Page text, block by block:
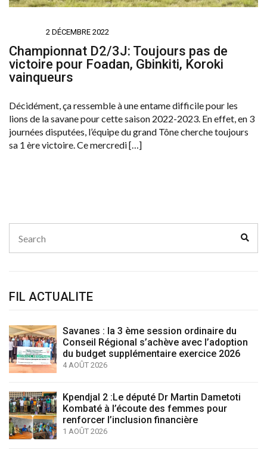
2 DÉCEMBRE 2022
Championnat D2/3J: Toujours pas de
victoire pour Foadan, Gbinkiti, Koroki
vainqueurs
Décidément, ça ressemble à une entame difficile pour les
lions de la savane pour cette saison 2022-2023. En effet, en 3
journées disputées, l’équipe du grand Tône cherche toujours
sa 1 ère victoire. Ce mercredi […]
for:
FIL ACTUALITE
Savanes : la 3 ème session ordinaire du
Conseil Régional s’achève avec l’adoption
du budget supplémentaire exercice 2026
4 AOÛT 2026
Kpendjal 2 :Le député Dr Martin Dametoti
Kombaté à l’écoute des femmes pour
renforcer l’inclusion financière
1 AOÛT 2026